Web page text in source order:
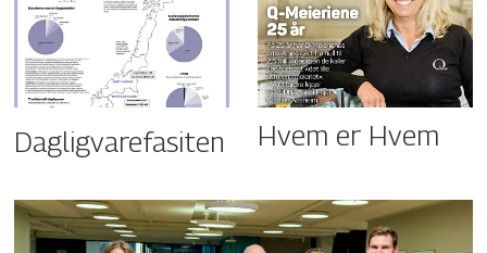
Dagligvarefasiten Hvem er Hvem